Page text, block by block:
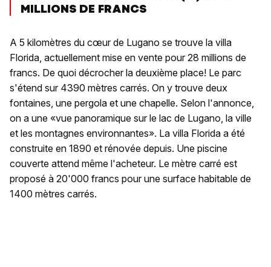
MILLIONS DE FRANCS
A 5 kilomètres du cœur de Lugano se trouve la villa
Florida, actuellement mise en vente pour 28 millions de
francs. De quoi décrocher la deuxième place! Le parc
s'étend sur 4390 mètres carrés. On y trouve deux
fontaines, une pergola et une chapelle. Selon l'annonce,
on a une «vue panoramique sur le lac de Lugano, la ville
et les montagnes environnantes». La villa Florida a été
construite en 1890 et rénovée depuis. Une piscine
couverte attend même l'acheteur. Le mètre carré est
proposé à 20'000 francs pour une surface habitable de
1400 mètres carrés.